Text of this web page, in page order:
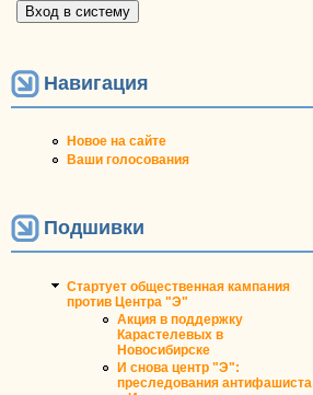
Навигация
Новое на сайте
Ваши голосования
Подшивки
Стартует общественная кампания
против Центра "Э"
Акция в поддержку
Карастелевых в
Новосибирске
И снова центр "Э":
преследования антифашиста